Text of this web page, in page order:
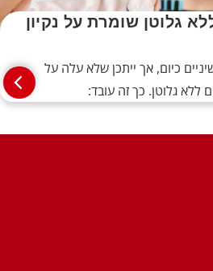
גלוטן שומרת על נקיון
כיום, אך ייתכן שלא עלה על
גלוטן. כך זה עובד: